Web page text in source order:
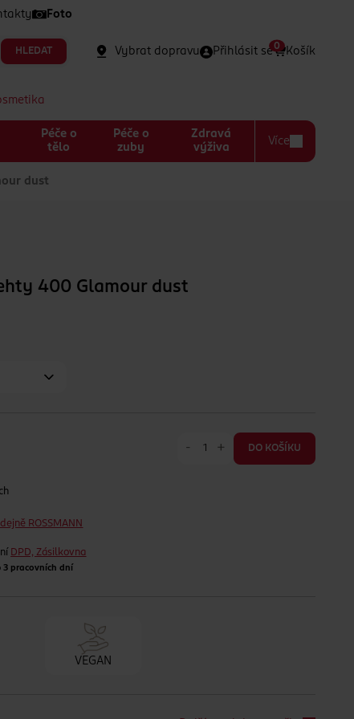
Foto
HLEDAT Vybrat dopravu Přihlásit se Košík
0
Péče o
tělo
Péče o
zuby
Zdravá
výživa
Více
dust
400 Glamour dust
- + DO KOŠÍKU
ROSSMANN
DPD, Zásilkovna
3 pracovních dní
VEGAN